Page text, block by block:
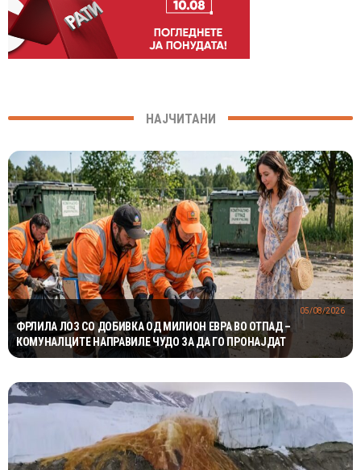
НАЈЧИТАНИ
ФРЛИЛА ЛОЗ СО ДОБИВКА ОД МИЛИОН ЕВРА ВО ОТПАД –
КОМУНАЛЦИТЕ НАПРАВИЛЕ ЧУДО ЗА ДА ГО ПРОНАЈДАТ
05/08/2026